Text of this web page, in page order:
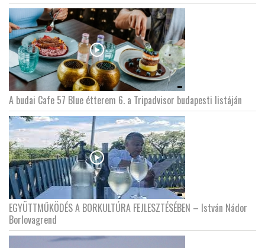
A budai Cafe 57 Blue étterem 6. a Tripadvisor budapesti listáján
EGYÜTTMŰKÖDÉS A BORKULTÚRA FEJLESZTÉSÉBEN – István Nádor
Borlovagrend